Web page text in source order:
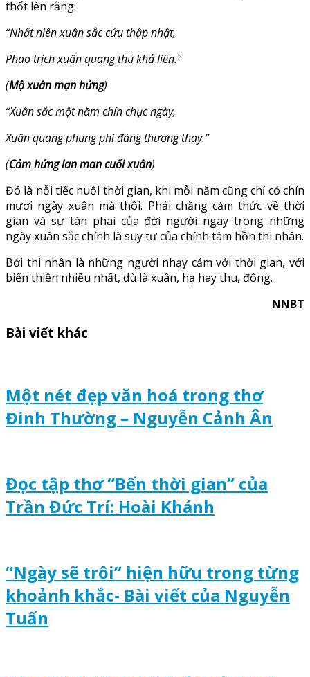
thốt lên rằng:
“Nhất niên xuân sắc cửu thập nhật,
Phao trịch xuân quang thù khả liên.”
(Mộ xuân mạn hứng)
“Xuân sắc một năm chín chục ngày,
Xuân quang phung phí đáng thương thay.”
(Cảm hứng lan man cuối xuân)
Đó là nỗi tiếc nuối thời gian, khi mỗi năm cũng chỉ có chín
mươi ngày xuân mà thôi. Phải chăng cảm thức về thời
gian và sự tàn phai của đời người ngay trong những
ngày xuân sắc chính là suy tư của chính tâm hồn thi nhân.
Bởi thi nhân là những người nhạy cảm với thời gian, với
biến thiên nhiều nhất, dù là xuân, hạ hay thu, đông.
NNBT
Bài viết khác
Một nét đẹp văn hoá trong thơ
Đinh Thường – Nguyễn Cảnh Ân
Đọc tập thơ “Bến thời gian” của
Trần Đức Trí: Hoài Khánh
“Ngày sẽ trôi” hiện hữu trong từng
khoảnh khắc- Bài viết của Nguyễn
Tuấn